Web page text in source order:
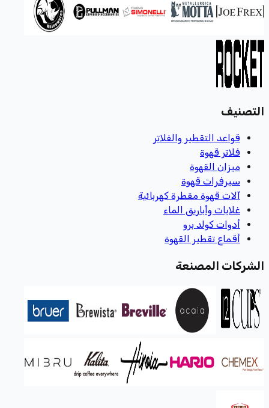
التصنيف
قواعد التقطير والفلاتر
فلاتر قهوة
ميزان القهوة
سيرفرات قهوة
آلات قهوة مقطرة كهربائية
غلايات وأباريق الماء
أدوات كولد برو
أقماع تقطير القهوة
الشركات المصنعة